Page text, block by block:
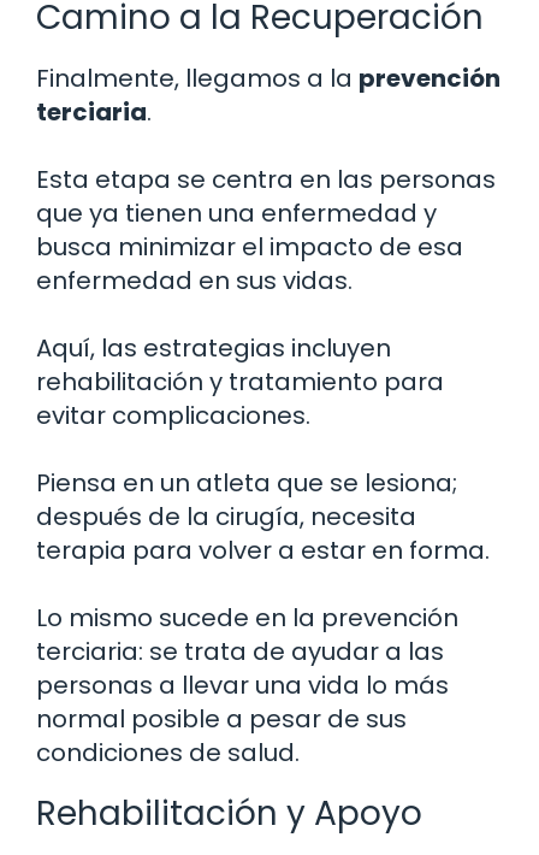
Camino a la Recuperación
Finalmente, llegamos a la prevención
terciaria.
Esta etapa se centra en las personas
que ya tienen una enfermedad y
busca minimizar el impacto de esa
enfermedad en sus vidas.
Aquí, las estrategias incluyen
rehabilitación y tratamiento para
evitar complicaciones.
Piensa en un atleta que se lesiona;
después de la cirugía, necesita
terapia para volver a estar en forma.
Lo mismo sucede en la prevención
terciaria: se trata de ayudar a las
personas a llevar una vida lo más
normal posible a pesar de sus
condiciones de salud.
Rehabilitación y Apoyo